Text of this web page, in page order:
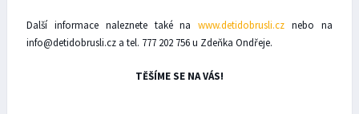
Další informace naleznete také nawww.detidobrusli.cz nebo na
info@detidobrusli.cz a tel. 777 202 756 u Zdeňka Ondřeje.
TĚŠÍME SE NA VÁS!